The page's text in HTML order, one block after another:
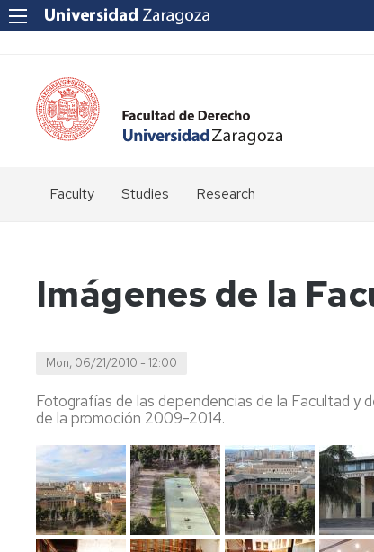
Faculty Studies
Master's
Research
Research
institutes
Imágenes de la
Mon, 06/21/2010 - 12:00
Fotografías de las dependencias de la Facultad
de la promoción 2009-2014.